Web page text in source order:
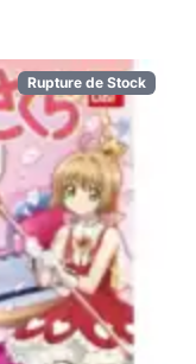
Rupture de Stock